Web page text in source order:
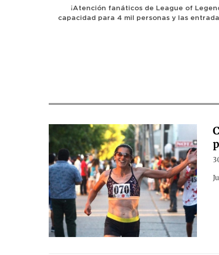
¡Atención fanáticos de League of
capacidad para 4 mil personas y las